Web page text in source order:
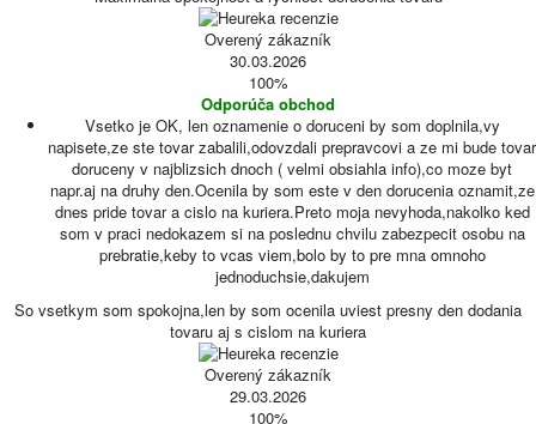
Overený zákazník
30.03.2026
100%
Odporúča obchod
Vsetko je OK, len oznamenie o doruceni by som doplnila,vy
napisete,ze ste tovar zabalili,odovzdali prepravcovi a ze mi bude tovar
doruceny v najblizsich dnoch ( velmi obsiahla info),co moze byt
napr.aj na druhy den.Ocenila by som este v den dorucenia oznamit,ze
dnes pride tovar a cislo na kuriera.Preto moja nevyhoda,nakolko ked
som v praci nedokazem si na poslednu chvilu zabezpecit osobu na
prebratie,keby to vcas viem,bolo by to pre mna omnoho
jednoduchsie,dakujem
So vsetkym som spokojna,len by som ocenila uviest presny den dodania
tovaru aj s cislom na kuriera
Overený zákazník
29.03.2026
100%